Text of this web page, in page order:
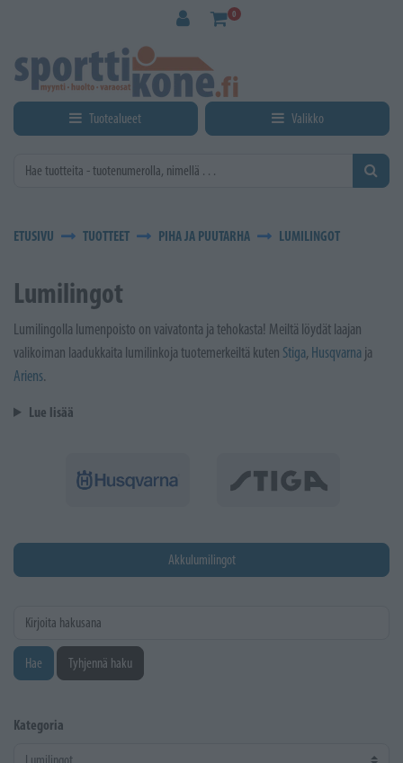
0
Tuotealueet Valikko
ETUSIVU TUOTTEET PIHA JA PUUTARHA LUMILINGOT
Lumilingot
Lumilingolla lumenpoisto on vaivatonta ja tehokasta! Meiltä löydät laajan
valikoiman laadukkaita lumilinkoja tuotemerkeiltä kuten Stiga, Husqvarna ja
Ariens.
Lue lisää
Akkulumilingot
Kirjoita hakusana
Hae Tyhjennä haku
Kategoria